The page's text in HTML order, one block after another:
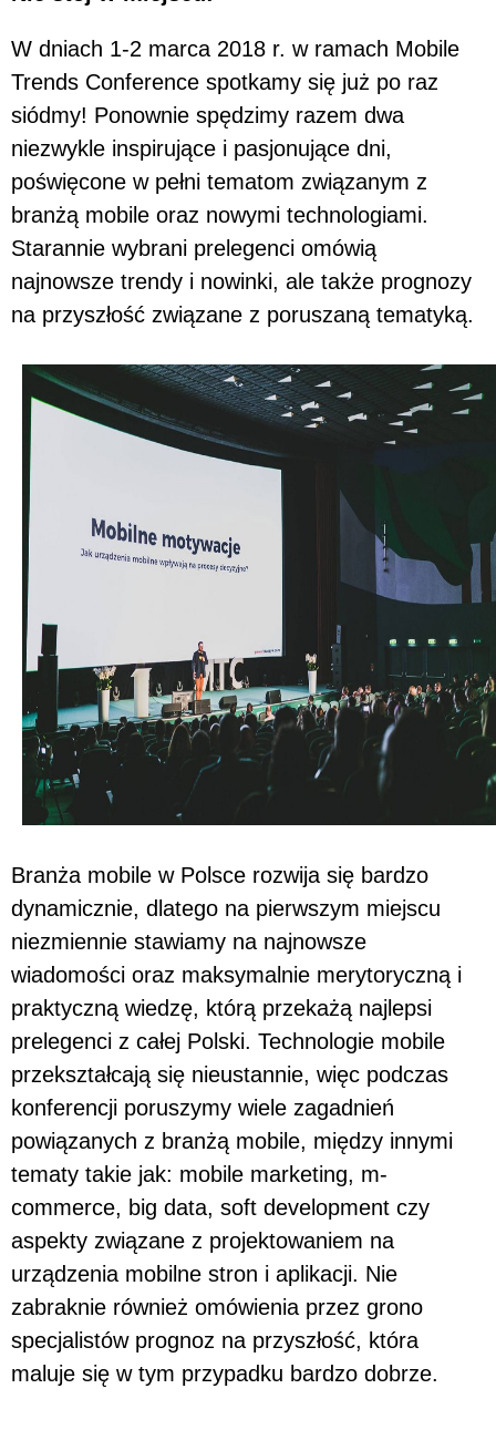
W dniach 1-2 marca 2018 r. w ramach Mobile
Trends Conference spotkamy się już po raz
siódmy! Ponownie spędzimy razem dwa
niezwykle inspirujące i pasjonujące dni,
poświęcone w pełni tematom związanym z
branżą mobile oraz nowymi technologiami.
Starannie wybrani prelegenci omówią
najnowsze trendy i nowinki, ale także prognozy
na przyszłość związane z poruszaną tematyką.
Branża mobile w Polsce rozwija się bardzo
dynamicznie, dlatego na pierwszym miejscu
niezmiennie stawiamy na najnowsze
wiadomości oraz maksymalnie merytoryczną i
praktyczną wiedzę, którą przekażą najlepsi
prelegenci z całej Polski. Technologie mobile
przekształcają się nieustannie, więc podczas
konferencji poruszymy wiele zagadnień
powiązanych z branżą mobile, między innymi
tematy takie jak: mobile marketing, m-
commerce, big data, soft development czy
aspekty związane z projektowaniem na
urządzenia mobilne stron i aplikacji. Nie
zabraknie również omówienia przez grono
specjalistów prognoz na przyszłość, która
maluje się w tym przypadku bardzo dobrze.